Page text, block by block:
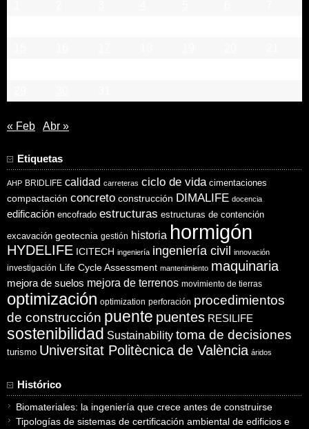
« Feb Abr »
Etiquetas
AHP BRIDLIFE calidad carreteras ciclo de vida cimentaciones
compactación concreto construcción DIMALIFE docencia
edificación encofrado estructuras estructuras de contención
excavación geotecnia gestión historia hormigón
HYDELIFE ICITECH ingeniería ingeniería civil innovación
investigación Life Cycle Assessment mantenimiento maquinaria
mejora de suelos mejora de terrenos movimiento de tierras
optimización optimization perforación procedimientos
de construcción puente puentes RESILIFE
sostenibilidad Sustainability toma de decisiones
turismo Universitat Politècnica de València áridos
Histórico
Biomateriales: la ingeniería que crece antes de construirse
Tipologías de sistemas de certificación ambiental de edificios e